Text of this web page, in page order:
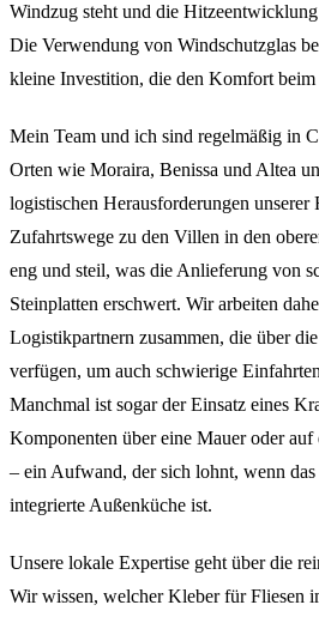
Windzug steht und die
Die Verwendung von Windschutzglas
kleine Investition, die den Komfort
Mein Team und ich sind regelmäßig in
Orten wie Moraira, Benissa und Altea
logistischen Herausforderungen unserer
Zufahrtswege zu den Villen in den
eng und steil, was die Anlieferung von
Steinplatten erschwert. Wir arbeiten
Logistikpartnern zusammen, die über
verfügen, um auch schwierige
Manchmal ist sogar der Einsatz eines
Komponenten über eine Mauer oder auf
– ein Aufwand, der sich lohnt, wenn
integrierte Außenküche ist.
Unsere lokale Expertise geht über die
Wir wissen, welcher Kleber für Fliesen